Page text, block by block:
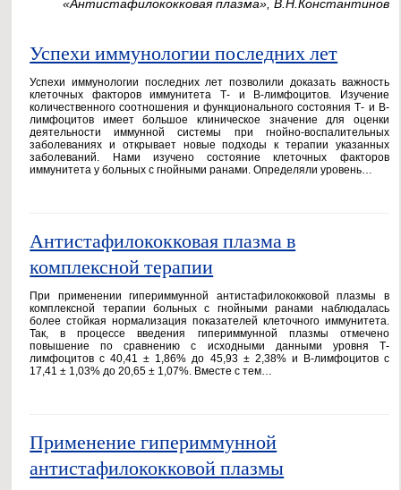
«Антистафилококковая плазма», В.Н.Константинов
Успехи иммунологии последних лет
Успехи иммунологии последних лет позволили доказать важность
клеточных факторов иммунитета Т- и В-лимфоцитов. Изучение
количественного соотношения и функционального состояния Т- и В-
лимфоцитов имеет большое клиническое значение для оценки
деятельности иммунной системы при гнойно-воспалительных
заболеваниях и открывает новые подходы к терапии указанных
заболеваний. Нами изучено состояние клеточных факторов
иммунитета у больных с гнойными ранами. Определяли уровень…
Антистафилококковая плазма в
комплексной терапии
При применении гипериммунной антистафилококковой плазмы в
комплексной терапии больных с гнойными ранами наблюдалась
более стойкая нормализация показателей клеточного иммунитета.
Так, в процессе введения гипериммунной плазмы отмечено
повышение по сравнению с исходными данными уровня Т-
лимфоцитов с 40,41 ± 1,86% до 45,93 ± 2,38% и В-лимфоцитов с
17,41 ± 1,03% до 20,65 ± 1,07%. Вместе с тем…
Применение гипериммунной
антистафилококковой плазмы